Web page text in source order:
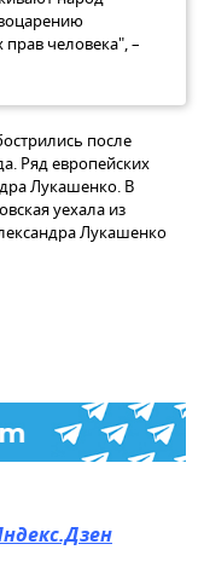
человека", –
после
Ряд европейских
Лукашенко. В
уехала из
Лукашенко